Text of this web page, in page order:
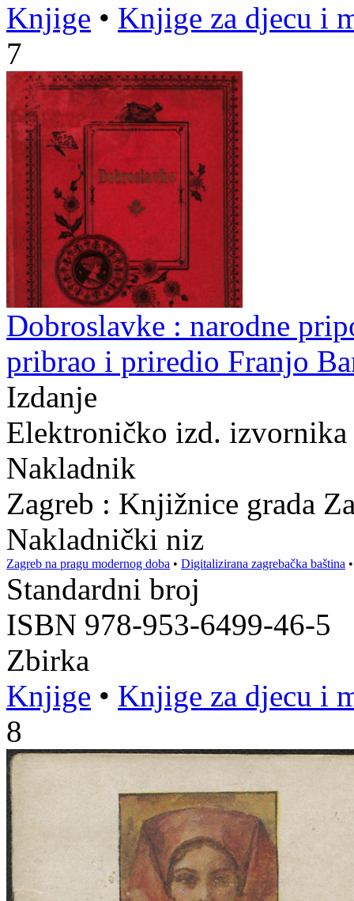
Knjige • Knjige za djecu i
7
Dobroslavke : narodne
pribrao i priredio Franjo
Izdanje
Elektroničko izd.
Nakladnik
Zagreb : Knjižnice grada
Nakladnički niz
Zagreb na pragu modernog doba • Digitalizirana zagrebačka baština
Standardni broj
ISBN 978-953-6499-46-5
Zbirka
Knjige • Knjige za djecu i
8